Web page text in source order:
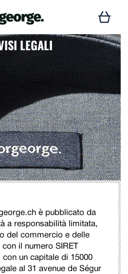
LEGALI
è pubblicato da
a responsabilità limitata,
del commercio e delle
il numero SIRET
con un capitale di 15000
al 31 avenue de Ségur